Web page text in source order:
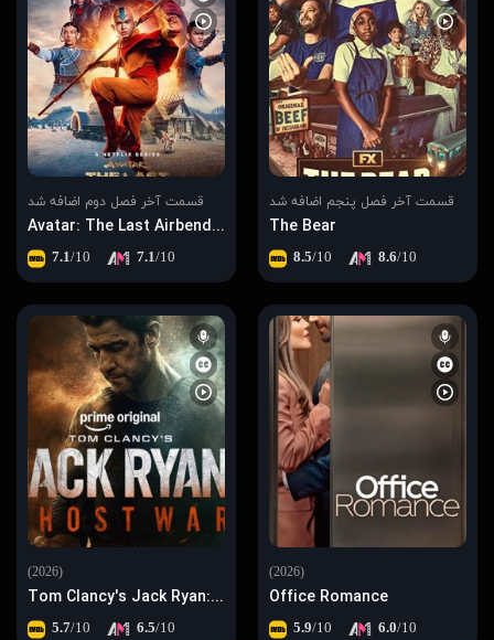
قسمت آخر فصل پنجم اضافه شد
The Bear
8.5/10 8.6/10
قسمت آخر فصل دوم اضافه شد
Avatar: The Last Airbender
7.1/10 7.1/10
(2026)
Office Romance
5.9/10 6.0/10
(2026)
Tom Clancy's Jack Ryan: Ghost War
5.7/10 6.5/10